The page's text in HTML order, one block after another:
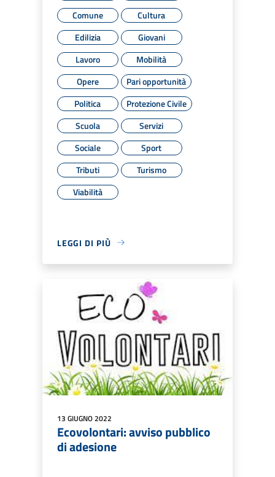
Comune
Cultura
Edilizia
Giovani
Lavoro
Mobilità
Opere
Pari opportunità
Politica
Protezione Civile
Scuola
Servizi
Sociale
Sport
Tributi
Turismo
Viabilità
LEGGI DI PIÙ
13 GIUGNO 2022
Ecovolontari: avviso pubblico
di adesione